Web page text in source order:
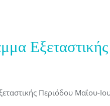
Περιόδου Μαΐου-